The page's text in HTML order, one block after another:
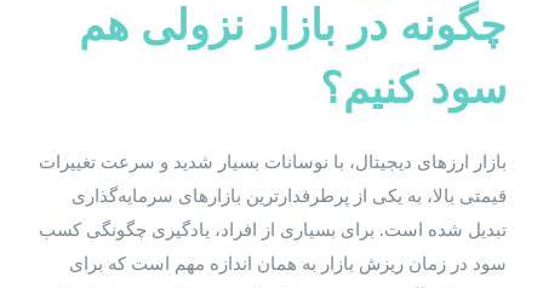
چگونه در بازار نزولی هم
سود کنیم؟
بازار ارزهای دیجیتال، با نوسانات بسیار شدید و سرعت تغییرات
قیمتی بالا، به یکی از پرطرفدارترین بازارهای سرمایه‌گذاری
تبدیل شده است. برای بسیاری از افراد، یادگیری چگونگی کسب
سود در زمان ریزش بازار به همان اندازه مهم است که برای